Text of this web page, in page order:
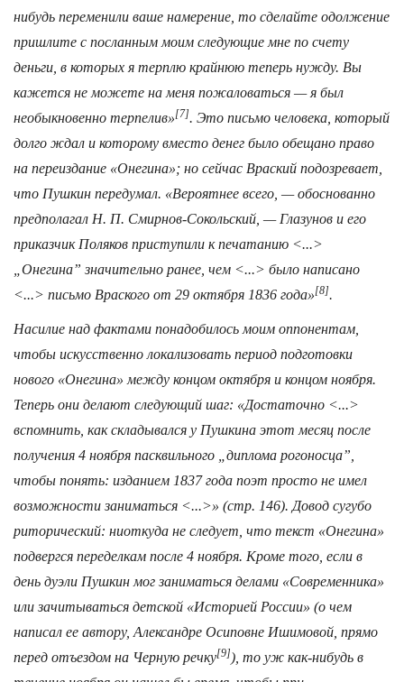
нибудь переменили ваше намерение, то сделайте одолжение
пришлите с посланным моим следующие мне по счету
деньги, в которых я терплю крайнюю теперь нужду. Вы
кажется не можете на меня пожаловаться — я был
необыкновенно терпелив»[7]. Это письмо человека, который
долго ждал и которому вместо денег было обещано право
на переиздание «Онегина»; но сейчас Враский подозревает,
что Пушкин передумал. «Вероятнее всего, — обоснованно
предполагал Н. П. Смирнов-Сокольский, — Глазунов и его
приказчик Поляков приступили к печатанию <...>
„Онегина” значительно ранее, чем <...> было написано
<...> письмо Враского от 29 октября 1836 года»[8].
Насилие над фактами понадобилось моим оппонентам,
чтобы искусственно локализовать период подготовки
нового «Онегина» между концом октября и концом ноября.
Теперь они делают следующий шаг: «Достаточно <...>
вспомнить, как складывался у Пушкина этот месяц после
получения 4 ноября пасквильного „диплома рогоносца”,
чтобы понять: изданием 1837 года поэт просто не имел
возможности заниматься <...>» (стр. 146). Довод сугубо
риторический: ниоткуда не следует, что текст «Онегина»
подвергся переделкам после 4 ноября. Кроме того, если в
день дуэли Пушкин мог заниматься делами «Современника»
или зачитываться детской «Историей России» (о чем
написал ее автору, Александре Осиповне Ишимовой, прямо
перед отъездом на Черную речку[9]), то уж как-нибудь в